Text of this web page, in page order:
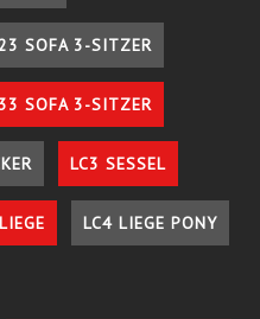
SOFA 3-SITZER
SOFA 3-SITZER
LC3 SESSEL
LC4 LIEGE PONY